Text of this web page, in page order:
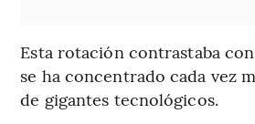
Esta rotación contrastaba
se ha concentrado cada vez
de gigantes tecnológicos.